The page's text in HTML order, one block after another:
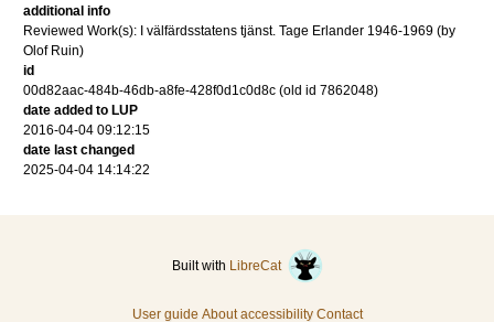
additional info
Reviewed Work(s): I välfärdsstatens tjänst. Tage Erlander 1946-1969 (by
Olof Ruin)
id
00d82aac-484b-46db-a8fe-428f0d1c0d8c (old id 7862048)
date added to LUP
2016-04-04 09:12:15
date last changed
2025-04-04 14:14:22
Built with LibreCat
User guide About accessibility Contact